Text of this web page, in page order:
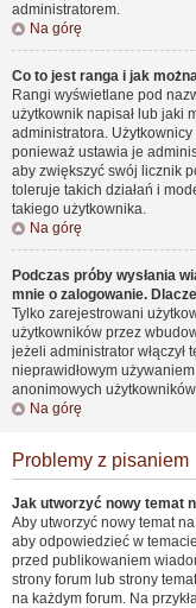
administratorem.
Na górę
Co to jest ranga i jak
Rangi wyświetlane pod
użytkownik napisał lub jaki
administratora.
ponieważ ustawia je
aby zwiększyć swój licznik
toleruje takich działań i
takiego użytkownika.
Na górę
Podczas próby wysłania
mnie o zalogowanie.
Tylko zarejestrowani
użytkowników przez
jeżeli administrator włączył
nieprawidłowym
anonimowych
Na górę
Problemy z pisaniem
Jak utworzyć nowy temat
Aby utworzyć nowy temat
aby odpowiedzieć w
przed publikowaniem
strony forum lub strony
na każdym forum. Na